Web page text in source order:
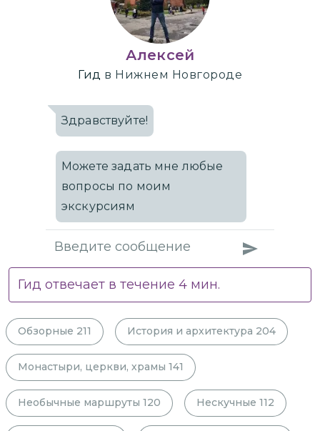
Алексей
Гид в Нижнем Новгороде
Здравствуйте!
Можете задать мне любые
вопросы по моим
экскурсиям
Гид отвечает в течение 4 мин.
Обзорные 211 История и архитектура 204
Монастыри, церкви, храмы 141
Необычные маршруты 120 Нескучные 112